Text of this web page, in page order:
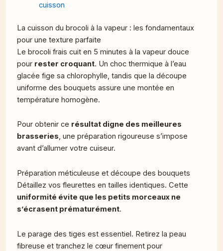
cuisson
La cuisson du brocoli à la vapeur : les fondamentaux
pour une texture parfaite
Le brocoli frais cuit en 5 minutes à la vapeur douce
pour rester croquant. Un choc thermique à l’eau
glacée fige sa chlorophylle, tandis que la découpe
uniforme des bouquets assure une montée en
température homogène.
Pour obtenir ce résultat digne des meilleures
brasseries, une préparation rigoureuse s’impose
avant d’allumer votre cuiseur.
Préparation méticuleuse et découpe des bouquets
Détaillez vos fleurettes en tailles identiques. Cette
uniformité évite que les petits morceaux ne
s’écrasent prématurément.
Le parage des tiges est essentiel. Retirez la peau
fibreuse et tranchez le cœur finement pour